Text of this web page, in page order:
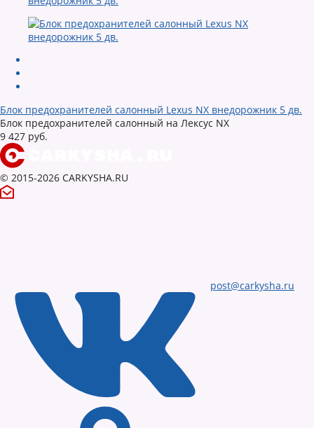
Блок предохранителей салонный Lexus NX внедорожник 5 дв.
Блок предохранителей салонный на Лексус NX
9 427 руб.
© 2015-2026 CARKYSHA.RU
post@carkysha.ru